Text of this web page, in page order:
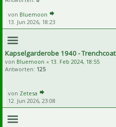
von Bluemoon
13. Jun 2026, 18:23
Kapselgarderobe 1940 - Trenchcoat
von Bluemoon « 13. Feb 2024, 18:55
Antworten: 125
von Zetesa
12. Jun 2026, 23:08